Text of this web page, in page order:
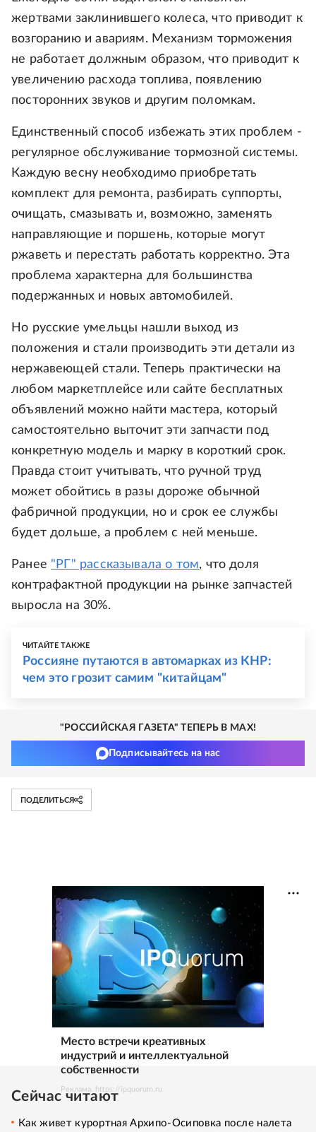
жертвами заклинившего колеса, что приводит к
возгоранию и авариям. Механизм торможения
не работает должным образом, что приводит к
увеличению расхода топлива, появлению
посторонних звуков и другим поломкам.
Единственный способ избежать этих проблем -
регулярное обслуживание тормозной системы.
Каждую весну необходимо приобретать
комплект для ремонта, разбирать суппорты,
очищать, смазывать и, возможно, заменять
направляющие и поршень, которые могут
ржаветь и перестать работать корректно. Эта
проблема характерна для большинства
подержанных и новых автомобилей.
Но русские умельцы нашли выход из
положения и стали производить эти детали из
нержавеющей стали. Теперь практически на
любом маркетплейсе или сайте бесплатных
объявлений можно найти мастера, который
самостоятельно выточит эти запчасти под
конкретную модель и марку в короткий срок.
Правда стоит учитывать, что ручной труд
может обойтись в разы дороже обычной
фабричной продукции, но и срок ее службы
будет дольше, а проблем с ней меньше.
Ранее "РГ" рассказывала о том, что доля
контрафактной продукции на рынке запчастей
выросла на 30%.
ЧИТАЙТЕ ТАКЖЕ
Россияне путаются в автомарках из КНР:
чем это грозит самим "китайцам"
"РОССИЙСКАЯ ГАЗЕТА" ТЕПЕРЬ В MAX!
Подписывайтесь на нас
ПОДЕЛИТЬСЯ
Место встречи креативных
индустрий и интеллектуальной
собственности
Реклама. https://ipquorum.ru
Сейчас читают
Как живет курортная Архипо-Осиповка после налета